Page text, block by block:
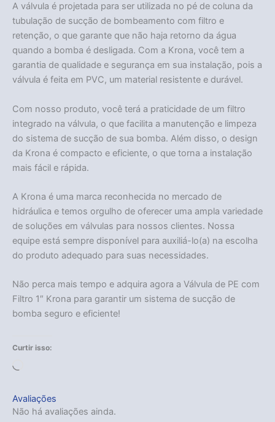
A válvula é projetada para ser utilizada no pé de coluna da
tubulação de sucção de bombeamento com filtro e
retenção, o que garante que não haja retorno da água
quando a bomba é desligada. Com a Krona, você tem a
garantia de qualidade e segurança em sua instalação, pois a
válvula é feita em PVC, um material resistente e durável.
Com nosso produto, você terá a praticidade de um filtro
integrado na válvula, o que facilita a manutenção e limpeza
do sistema de sucção de sua bomba. Além disso, o design
da Krona é compacto e eficiente, o que torna a instalação
mais fácil e rápida.
A Krona é uma marca reconhecida no mercado de
hidráulica e temos orgulho de oferecer uma ampla variedade
de soluções em válvulas para nossos clientes. Nossa
equipe está sempre disponível para auxiliá-lo(a) na escolha
do produto adequado para suas necessidades.
Não perca mais tempo e adquira agora a Válvula de PE com
Filtro 1″ Krona para garantir um sistema de sucção de
bomba seguro e eficiente!
Curtir isso:
Avaliações
Não há avaliações ainda.